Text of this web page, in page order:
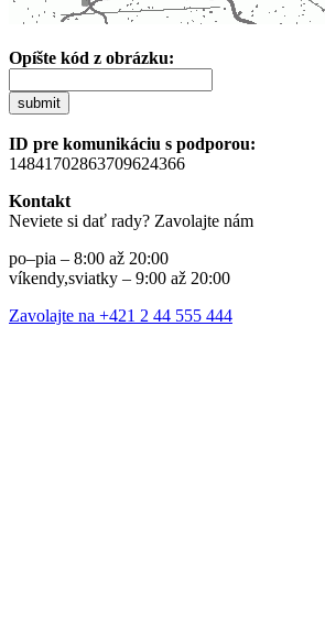
Opíšte kód z obrázku:
submit
ID pre komunikáciu s podporou:
14841702863709624366
Kontakt
Neviete si dať rady? Zavolajte nám
po–pia – 8:00 až 20:00
víkendy,sviatky – 9:00 až 20:00
Zavolajte na +421 2 44 555 444